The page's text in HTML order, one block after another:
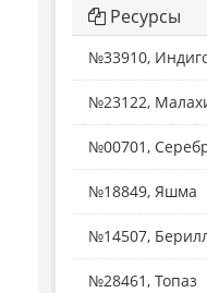
Ресурсы
№33910,
№23122,
№00701,
№18849, Яшма
№14507,
№28461, Топаз